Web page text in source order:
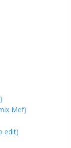
Mef)
edit)